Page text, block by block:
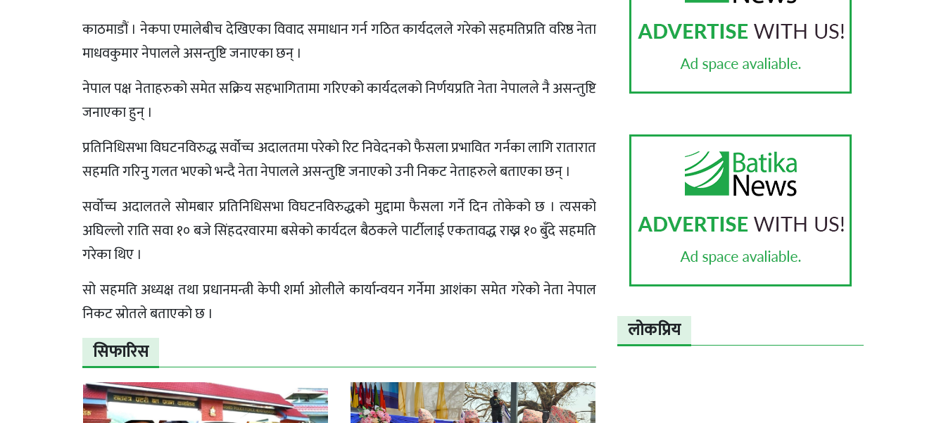
काठमाडौं । नेकपा एमालेबीच देखिएका विवाद समाधान गर्न गठित कार्यदलले गरेको सहमतिप्रति वरिष्ठ नेता
माधवकुमार नेपालले असन्तुष्टि जनाएका छन् ।
नेपाल पक्ष नेताहरुको समेत सक्रिय सहभागितामा गरिएको कार्यदलको निर्णयप्रति नेता नेपालले नै असन्तुष्टि
जनाएका हुन् ।
प्रतिनिधिसभा विघटनविरुद्ध सर्वोच्च अदालतमा परेको रिट निवेदनको फैसला प्रभावित गर्नका लागि रातारात
सहमति गरिनु गलत भएको भन्दै नेता नेपालले असन्तुष्टि जनाएको उनी निकट नेताहरुले बताएका छन् ।
सर्वोच्च अदालतले सोमबार प्रतिनिधिसभा विघटनविरुद्धको मुद्दामा फैसला गर्ने दिन तोकेको छ । त्यसको
अघिल्लो राति सवा १० बजे सिंहदरवारमा बसेको कार्यदल बैठकले पार्टीलाई एकतावद्ध राख्न १० बुँदे सहमति
गरेका थिए ।
सो सहमति अध्यक्ष तथा प्रधानमन्त्री केपी शर्मा ओलीले कार्यान्वयन गर्नेमा आशंका समेत गरेको नेता नेपाल
निकट स्रोतले बताएको छ ।
सिफारिस
लोकप्रिय